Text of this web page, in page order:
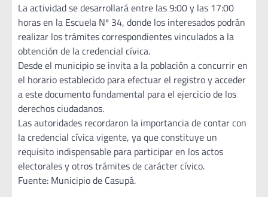
La actividad se desarrollará entre las 9:00 y las 17:00
horas en la Escuela Nº 34, donde los interesados podrán
realizar los trámites correspondientes vinculados a la
obtención de la credencial cívica.
Desde el municipio se invita a la población a concurrir en
el horario establecido para efectuar el registro y acceder
a este documento fundamental para el ejercicio de los
derechos ciudadanos.
Las autoridades recordaron la importancia de contar con
la credencial cívica vigente, ya que constituye un
requisito indispensable para participar en los actos
electorales y otros trámites de carácter cívico.
Fuente: Municipio de Casupá.